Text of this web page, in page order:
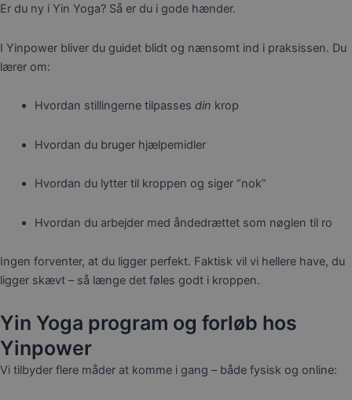
Er du ny i Yin Yoga? Så er du i gode hænder.
I Yinpower bliver du guidet blidt og nænsomt ind i praksissen. Du
lærer om:
Hvordan stillingerne tilpasses din krop
Hvordan du bruger hjælpemidler
Hvordan du lytter til kroppen og siger “nok”
Hvordan du arbejder med åndedrættet som nøglen til ro
Ingen forventer, at du ligger perfekt. Faktisk vil vi hellere have, du
ligger skævt – så længe det føles godt i kroppen.
Yin Yoga program og forløb hos
Yinpower
Vi tilbyder flere måder at komme i gang – både fysisk og online: